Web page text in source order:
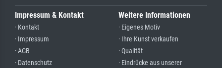
Impressum & Kontakt
· Kontakt
· Impressum
· AGB
· Datenschutz
Weitere Informationen
· Eigenes Motiv
· Ihre Kunst verkaufen
· Qualität
· Eindrücke aus unserer